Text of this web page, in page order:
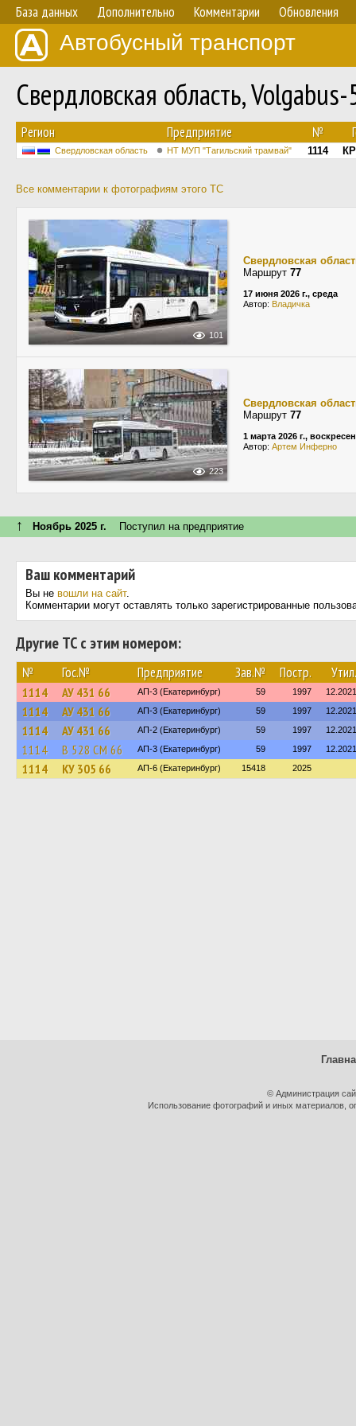
База данных Дополнительно Комментарии Обновления
Автобусный транспорт
Свердловская область,
Регион Предприятие №
Свердловская область НТ МУП "Тагильский трамвай" 1114
Все комментарии к фотографиям этого ТС
101
Свердловская
Маршрут 77
17 июня 2026 г., среда
Автор: Владичка
223
Свердловская
Маршрут 77
1 марта 2026 г.,
Автор: Артем Инферно
↑ Ноябрь 2025 г. Поступил на предприятие
Ваш комментарий
Вы не вошли на сайт.
Комментарии могут оставлять только зарегистрированные
Другие ТС с этим номером:
№ Гос.№ Предприятие Зав.№ Постр. Утил.
1114 АУ 431 66 АП-3 (Екатеринбург) 59 1997 12.2021
1114 АУ 431 66 АП-3 (Екатеринбург) 59 1997 12.2021
1114 АУ 431 66 АП-2 (Екатеринбург) 59 1997 12.2021
1114 В 528 СМ 66 АП-3 (Екатеринбург) 59 1997 12.2021
1114 КУ 305 66 АП-6 (Екатеринбург) 15418 2025
© Администрация
Использование фотографий и иных материалов,